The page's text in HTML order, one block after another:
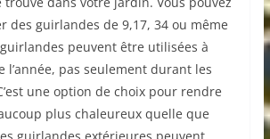
des guirlandes de 9,17, 34 ou même
peuvent être utilisées à
l’année, pas seulement durant les
une option de choix pour rendre
plus chaleureux quelle que
guirlandes extérieures peuvent